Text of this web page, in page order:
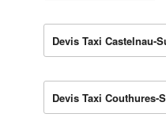
Devis Taxi Castelnau-
Devis Taxi Couthures-